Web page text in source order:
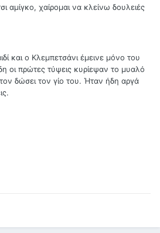
αμίγκο, χαίρομαι να κλείνω δουλειές
και ο Κλεμπετσάνι έμεινε μόνο του
οι πρώτες τύψεις κυρίεψαν το μυαλό
δώσει τον γίο του. Ήταν ήδη αργά